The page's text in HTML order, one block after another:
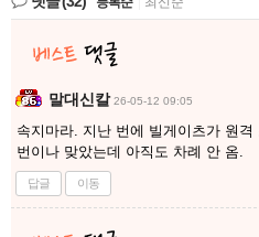
말대신칼 26-05-12 09:05
속지마라. 지난 번에 빌게이츠가 원
번이나 맞았는데 아직도 차례 안 옴.
답글 이동